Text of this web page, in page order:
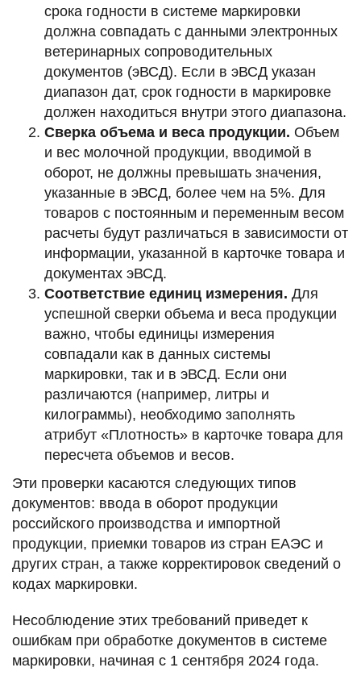
срока годности в системе маркировки
должна совпадать с данными электронных
ветеринарных сопроводительных
документов (эВСД). Если в эВСД указан
диапазон дат, срок годности в маркировке
должен находиться внутри этого диапазона.
Сверка объема и веса продукции. Объем
и вес молочной продукции, вводимой в
оборот, не должны превышать значения,
указанные в эВСД, более чем на 5%. Для
товаров с постоянным и переменным весом
расчеты будут различаться в зависимости от
информации, указанной в карточке товара и
документах эВСД.
Соответствие единиц измерения. Для
успешной сверки объема и веса продукции
важно, чтобы единицы измерения
совпадали как в данных системы
маркировки, так и в эВСД. Если они
различаются (например, литры и
килограммы), необходимо заполнять
атрибут «Плотность» в карточке товара для
пересчета объемов и весов.
Эти проверки касаются следующих типов
документов: ввода в оборот продукции
российского производства и импортной
продукции, приемки товаров из стран ЕАЭС и
других стран, а также корректировок сведений о
кодах маркировки.
Несоблюдение этих требований приведет к
ошибкам при обработке документов в системе
маркировки, начиная с 1 сентября 2024 года.